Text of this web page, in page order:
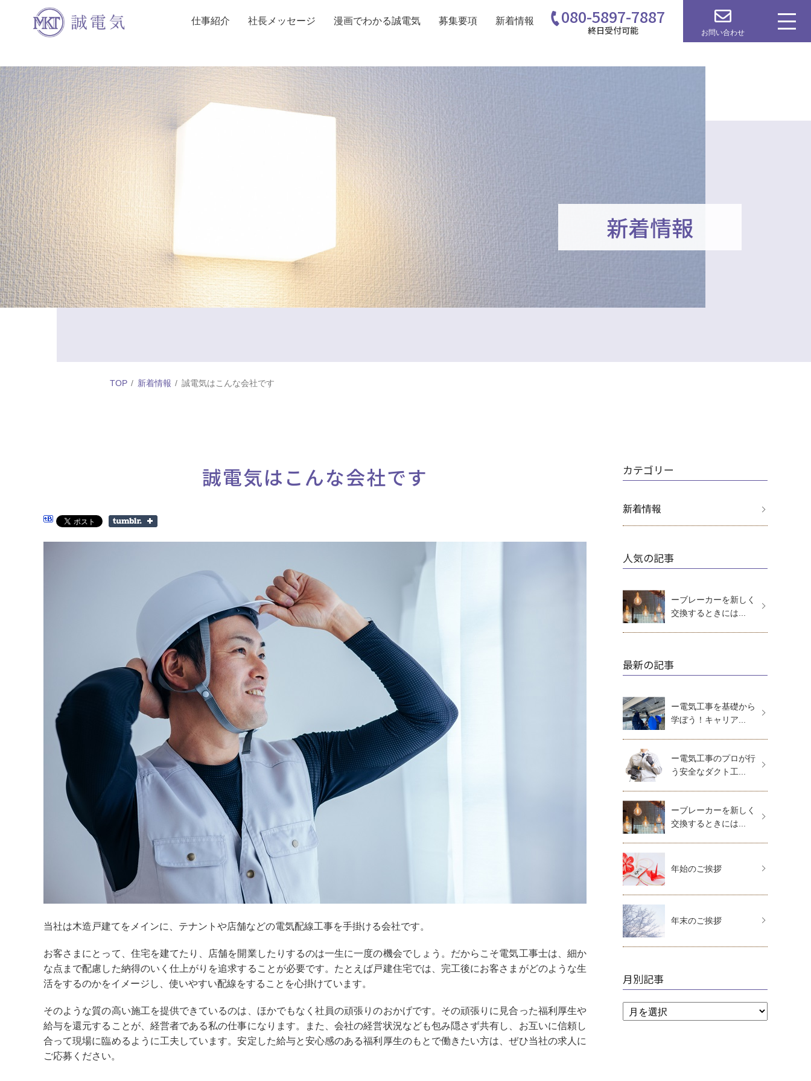
仕事紹介 社長メッセージ 漫画でわかる誠電気 募集要項 新着情報 080-5897-7887
終日受付可能 お問い合わせ
新着情報
TOP 新着情報 誠電気はこんな会社です
誠電気はこんな会社です
当社は木造戸建てをメインに、テナントや店舗などの電気配線工事を手掛ける会社です。
お客さまにとって、住宅を建てたり、店舗を開業したりするのは一生に一度の機会でしょう。だからこそ電気工事士は、細か
な点まで配慮した納得のいく仕上がりを追求することが必要です。たとえば戸建住宅では、完工後にお客さまがどのような生
活をするのかをイメージし、使いやすい配線をすることを心掛けています。
そのような質の高い施工を提供できているのは、ほかでもなく社員の頑張りのおかげです。その頑張りに見合った福利厚生や
給与を還元することが、経営者である私の仕事になります。また、会社の経営状況なども包み隠さず共有し、お互いに信頼し
合って現場に臨めるように工夫しています。安定した給与と安心感のある福利厚生のもとで働きたい方は、ぜひ当社の求人に
ご応募ください。
カテゴリー
新着情報
人気の記事
ーブレーカーを新しく
交換するときには...
最新の記事
ー電気工事を基礎から
学ぼう！キャリア...
ー電気工事のプロが行
う安全なダクト工...
ーブレーカーを新しく
交換するときには...
年始のご挨拶
年末のご挨拶
月別記事